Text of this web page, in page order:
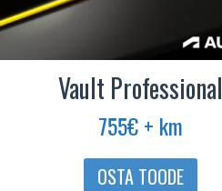
Vault Professional
755€ + km
OSTA TOODE